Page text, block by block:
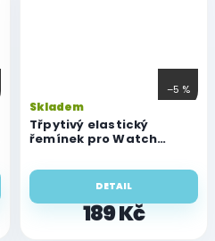
–5 %
Třpytivý elastický
řemínek pro Watch
Skladem
189 Kč
DETAIL